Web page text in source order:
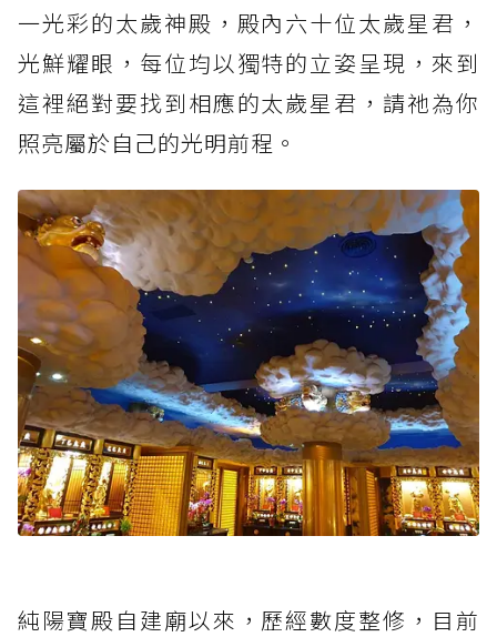
一光彩的太歲神殿，殿內六十位太歲星君，
光鮮耀眼，每位均以獨特的立姿呈現，來到
這裡絕對要找到相應的太歲星君，請祂為你
照亮屬於自己的光明前程。
純陽寶殿自建廟以來，歷經數度整修，目前